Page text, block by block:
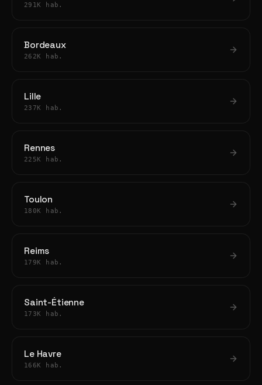
291K hab.
Bordeaux
262K hab.
Lille
237K hab.
Rennes
225K hab.
Toulon
180K hab.
Reims
179K hab.
Saint-Étienne
173K hab.
Le Havre
166K hab.